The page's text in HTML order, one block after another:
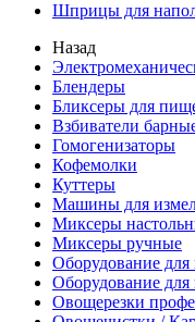
Шприцы для
Назад
Блендеры
Бликсеры для
Взбиватели
Гомогенизаторы
Кофемолки
Куттеры
Машины для
Миксеры
Миксеры ручные
Оборудование для
Оборудование для
Овощерезки